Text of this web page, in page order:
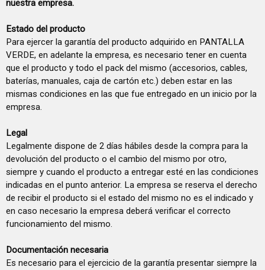
nuestra empresa.
Estado del producto
Para ejercer la garantía del producto adquirido en PANTALLA
VERDE, en adelante la empresa, es necesario tener en cuenta
que el producto y todo el pack del mismo (accesorios, cables,
baterías, manuales, caja de cartón etc.) deben estar en las
mismas condiciones en las que fue entregado en un inicio por la
empresa.
Legal
Legalmente dispone de 2 días hábiles desde la compra para la
devolución del producto o el cambio del mismo por otro,
siempre y cuando el producto a entregar esté en las condiciones
indicadas en el punto anterior. La empresa se reserva el derecho
de recibir el producto si el estado del mismo no es el indicado y
en caso necesario la empresa deberá verificar el correcto
funcionamiento del mismo.
Documentación necesaria
Es necesario para el ejercicio de la garantía presentar siempre la